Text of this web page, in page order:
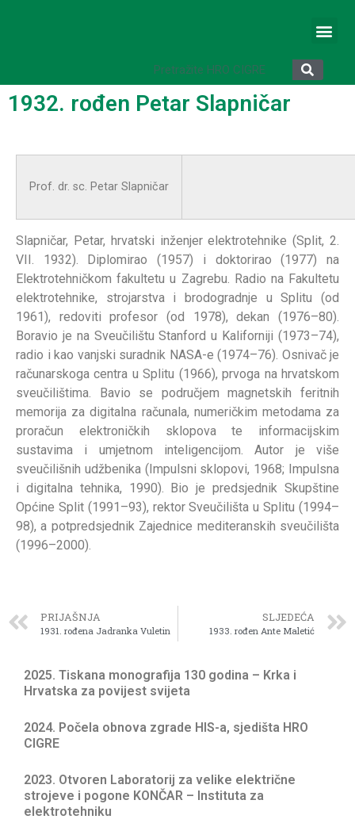
2025. Tiskana monografija 130 godina – Krka i
Hrvatska za povijest svijeta
2024. Počela obnova zgrade HIS-a, sjedišta HRO
CIGRE
2023. Otvoren Laboratorij za velike električne
strojeve i pogone KONČAR – Instituta za
elektrotehniku
1932. rođen Petar Slapničar
Prof. dr. sc. Petar Slapničar
Slapničar, Petar, hrvatski inženjer elektrotehnike (Split, 2.
VII. 1932). Diplomirao (1957) i doktorirao (1977) na
Elektrotehničkom fakultetu u Zagrebu. Radio na Fakultetu
elektrotehnike, strojarstva i brodogradnje u Splitu (od
1961), redoviti profesor (od 1978), dekan (1976–80).
Boravio je na Sveučilištu Stanford u Kaliforniji (1973–74),
radio i kao vanjski suradnik NASA-e (1974–76). Osnivač je
računarskoga centra u Splitu (1966), prvoga na hrvatskom
sveučilištima. Bavio se područjem magnetskih feritnih
memorija za digitalna računala, numeričkim metodama za
proračun elektroničkih sklopova te informacijskim
sustavima i umjetnom inteligencijom. Autor je više
sveučilišnih udžbenika (Impulsni sklopovi, 1968; Impulsna
i digitalna tehnika, 1990). Bio je predsjednik Skupštine
Općine Split (1991–93), rektor Sveučilišta u Splitu (1994–
98), a potpredsjednik Zajednice mediteranskih sveučilišta
(1996–2000).
PRIJAŠNJA
1931. rođena Jadranka Vuletin
SLJEDEĆA
1933. rođen Ante Maletić